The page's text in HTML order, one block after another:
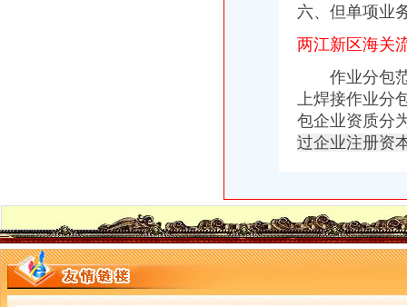
六、但单项业
两江新区海关
作业分包范
上焊接作业分
包企业资质分
过企业注册资